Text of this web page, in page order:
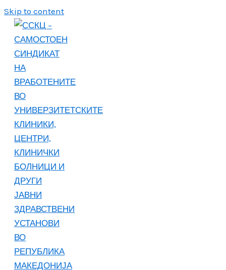
Skip to content